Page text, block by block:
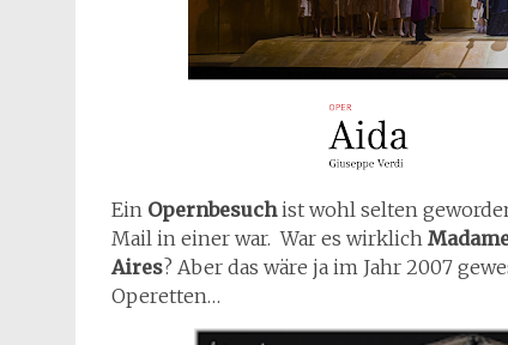
Ein Opernbesuchist wohl selten
Mail in einer war. War es wirklich
Aires? Aber das wäre ja im Jahr 2007
Operetten…